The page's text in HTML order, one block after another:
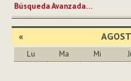
Búsqueda Avanzada…
«
Lu Ma Mi